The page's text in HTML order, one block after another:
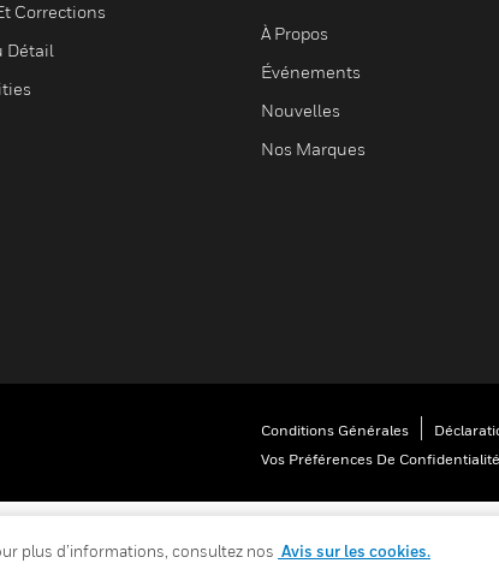
Corrections
Détail
À Propos
Événements
Nouvelles
Nos Marques
Conditions Générales
Vos Préférences De Confidentialité
plus d’informations, consultez nos Avis sur les cookies.